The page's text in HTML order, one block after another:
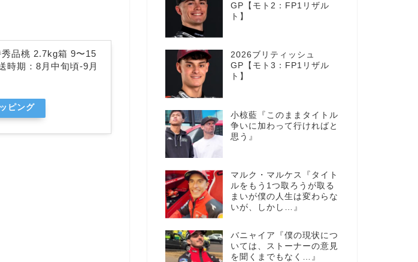
秀品桃 2.7kg箱 9〜15
期：8月中旬頃-9月
ピング
GP【モト2：FP1リザル
ト】
2026ブリティッシュ
GP【モト3：FP1リザル
ト】
小椋藍『このままタイトル
争いに加わって行ければと
思う』
マルク・マルケス『タイト
ルをもう1つ取ろうが取る
まいが僕の人生は変わらな
いが、しかし…』
バニャイア『僕の現状につ
いては、ストーナーの意見
を聞くまでもなく…』